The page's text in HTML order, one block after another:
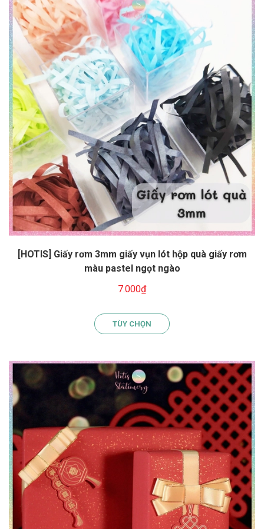
[HOTIS] Giấy rơm 3mm giấy vụn lót hộp quà giấy rơm
màu pastel ngọt ngào
7.000₫
TÙY CHỌN